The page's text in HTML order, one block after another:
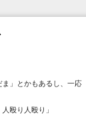
」とかもあるし、一応
殴り人殴り 」